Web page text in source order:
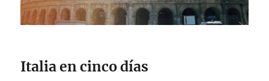
Italia en cinco días